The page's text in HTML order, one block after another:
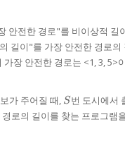
안전한 경로"를 비이상적 길
길이"를 가장 안전한 경로의
장 안전한 경로는 <1, 3, 5>
가 주어질 때, S
S번 도시에서
로의 길이를 찾는 프로그램